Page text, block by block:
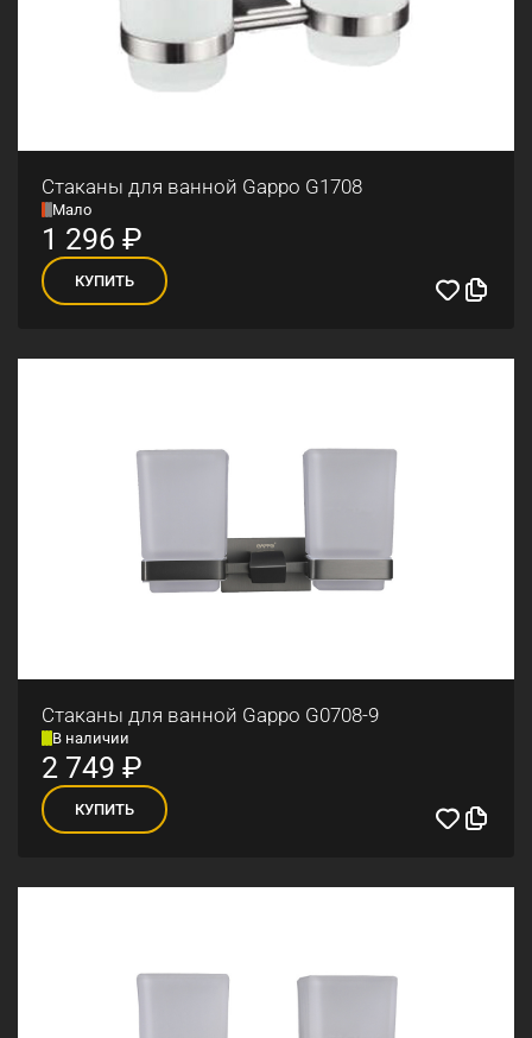
Стаканы для ванной Gappo G1708
Мало
1 296 ₽
КУПИТЬ
Стаканы для ванной Gappo G0708-9
В наличии
2 749 ₽
КУПИТЬ